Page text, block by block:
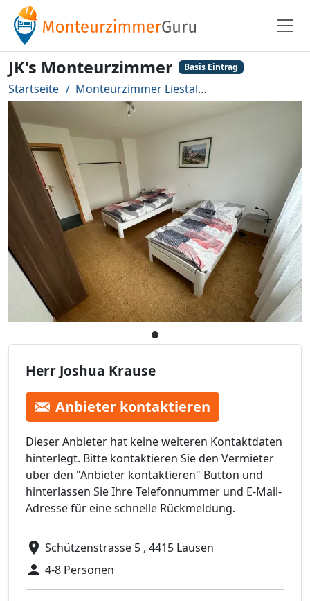
JK's Monteurzimmer Basis Eintrag
Startseite Monteurzimmer Liestal
Herr Joshua Krause
Anbieter kontaktieren
Dieser Anbieter hat keine weiteren Kontaktdaten
hinterlegt. Bitte kontaktieren Sie den Vermieter
über den "Anbieter kontaktieren" Button und
hinterlassen Sie Ihre Telefonnummer und E-Mail-
Adresse für eine schnelle Rückmeldung.
Schützenstrasse 5 , 4415 Lausen
4-8 Personen